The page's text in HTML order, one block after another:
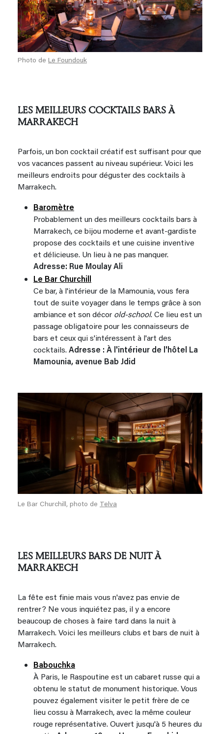
Photo de Le Foundouk
LES MEILLEURS COCKTAILS BARS À
MARRAKECH
Parfois, un bon cocktail créatif est suffisant pour que
vos vacances passent au niveau supérieur. Voici les
meilleurs endroits pour déguster des cocktails à
Marrakech.
Baromètre
Probablement un des meilleurs cocktails bars à
Marrakech, ce bijou moderne et avant-gardiste
propose des cocktails et une cuisine inventive
et délicieuse. Un lieu à ne pas manquer.
Adresse: Rue Moulay Ali
Le Bar Churchill
Ce bar, à l'intérieur de la Mamounia, vous fera
tout de suite voyager dans le temps grâce à son
ambiance et son décor old-school. Ce lieu est un
passage obligatoire pour les connaisseurs de
bars et ceux qui s'intéressent à l'art des
cocktails. Adresse : À l'intérieur de l'hôtel La
Mamounia, avenue Bab Jdid
Le Bar Churchill, photo de Telva
LES MEILLEURS BARS DE NUIT À
MARRAKECH
La fête est finie mais vous n'avez pas envie de
rentrer? Ne vous inquiétez pas, il y a encore
beaucoup de choses à faire tard dans la nuit à
Marrakech. Voici les meilleurs clubs et bars de nuit à
Marrakech.
Babouchka
À Paris, le Raspoutine est un cabaret russe qui a
obtenu le statut de monument historique. Vous
pouvez également visiter le petit frère de ce
lieu cossu à Marrakech, avec la même couleur
rouge représentative. Ouvert jusqu'à 5 heures du